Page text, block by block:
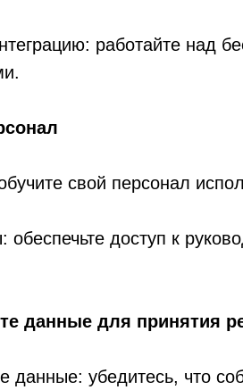
работайте над
свой персонал
обеспечьте доступ к
данные для принятия
данные: убедитесь, что